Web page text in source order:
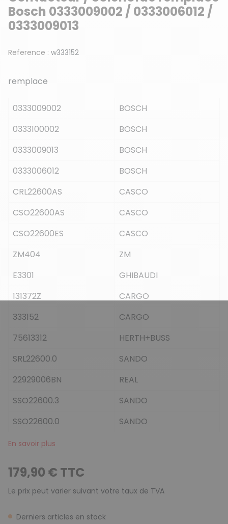
Bosch 0333009002 / 0333006012 /
0333009013
Reference : w333152
remplace
0333009002
BOSCH
0333100002
BOSCH
0333009013
BOSCH
0333006012
BOSCH
CRL22600AS
CASCO
CSO22600AS
CASCO
CSO22600ES
CASCO
ZM404
ZM
E3301
GHIBAUDI
131372Z
CARGO
333152
CARGO
75613312
HERTH+BUSS
SRL22600.0
SANDO
22929006BN
REAL
SSO22600.3
SANDO
SSO22600.0
SANDO
En savoir plus
179,90 € TTC
Le prix peut varier suivant votre taux de TVA
Derniers articles en stock